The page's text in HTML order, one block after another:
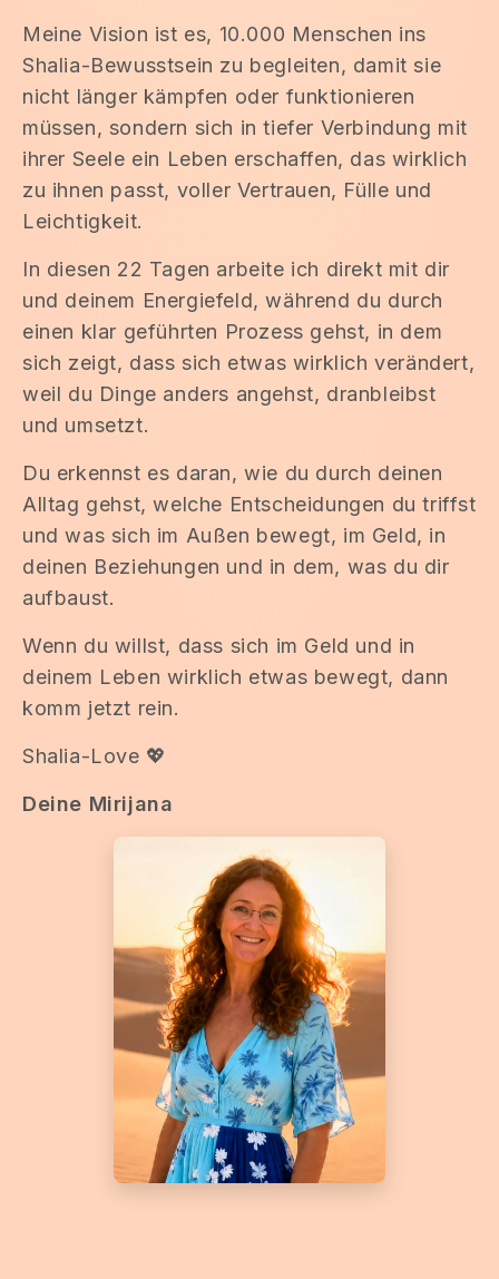
Meine Vision ist es, 10.000 Menschen ins
Shalia-Bewusstsein zu begleiten, damit sie
nicht länger kämpfen oder funktionieren
müssen, sondern sich in tiefer Verbindung mit
ihrer Seele ein Leben erschaffen, das wirklich
zu ihnen passt, voller Vertrauen, Fülle und
Leichtigkeit.
In diesen 22 Tagen arbeite ich direkt mit dir
und deinem Energiefeld, während du durch
einen klar geführten Prozess gehst, in dem
sich zeigt, dass sich etwas wirklich verändert,
weil du Dinge anders angehst, dranbleibst
und umsetzt.
Du erkennst es daran, wie du durch deinen
Alltag gehst, welche Entscheidungen du triffst
und was sich im Außen bewegt, im Geld, in
deinen Beziehungen und in dem, was du dir
aufbaust.
Wenn du willst, dass sich im Geld und in
deinem Leben wirklich etwas bewegt, dann
komm jetzt rein.
Shalia-Love 💖
Deine Mirijana